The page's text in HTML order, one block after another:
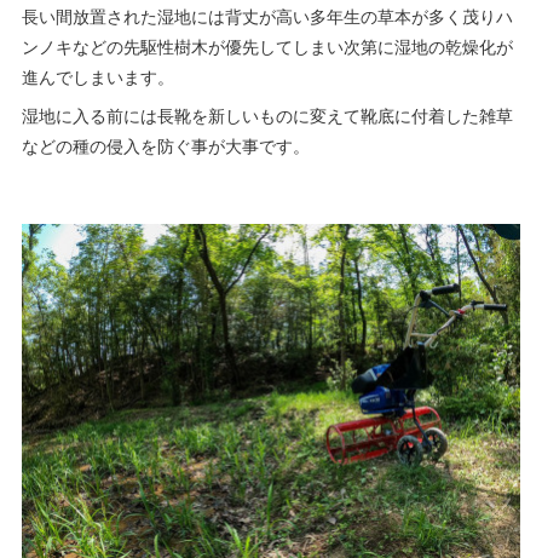
長い間放置された湿地には背丈が高い多年生の草本が多く茂りハ
ンノキなどの先駆性樹木が優先してしまい次第に湿地の乾燥化が
進んでしまいます。
湿地に入る前には長靴を新しいものに変えて靴底に付着した雑草
などの種の侵入を防ぐ事が大事です。